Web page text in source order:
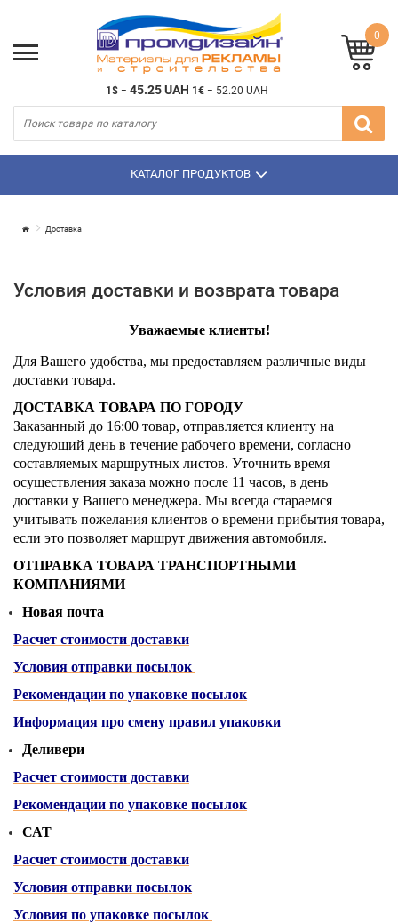
1$ = 45.25 UAH 1€ = 52.20 UAH
0
КАТАЛОГ ПРОДУКТОВ
Доставка
Условия доставки и возврата товара
Уважаемые клиенты!
Для Вашего удобства, мы предоставляем различные виды
доставки товара.
ДОСТАВКА ТОВАРА ПО ГОРОДУ
Заказанный до 16:00 товар, отправляется клиенту на
следующий день в течение рабочего времени, согласно
составляемых маршрутных листов. Уточнить время
осуществления заказа можно после 11 часов, в день
доставки у Вашего менеджера. Мы всегда стараемся
учитывать пожелания клиентов о времени прибытия товара,
если это позволяет маршрут движения автомобиля.
ОТПРАВКА ТОВАРА ТРАНСПОРТНЫМИ
КОМПАНИЯМИ
Новая почта
​​Расчет стоимости доставки
Условия отправки посылок
Рекомендации по упаковке посылок
Информация про смену правил упаковки
Деливери
​​Расчет стоимости доставки
Рекомендации по упаковке посылок
САТ
Расчет стоимости доставки
Условия отправки посылок
Условия по упаковке посылок